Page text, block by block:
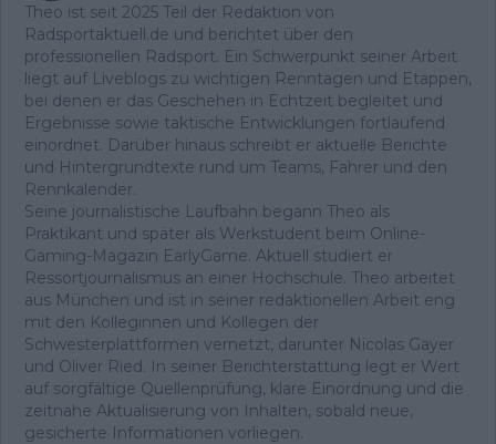
Theo ist seit 2025 Teil der Redaktion von
Radsportaktuell.de und berichtet über den
professionellen Radsport. Ein Schwerpunkt seiner Arbeit
liegt auf Liveblogs zu wichtigen Renntagen und Etappen,
bei denen er das Geschehen in Echtzeit begleitet und
Ergebnisse sowie taktische Entwicklungen fortlaufend
einordnet. Darüber hinaus schreibt er aktuelle Berichte
und Hintergrundtexte rund um Teams, Fahrer und den
Rennkalender.
Seine journalistische Laufbahn begann Theo als
Praktikant und später als Werkstudent beim Online-
Gaming-Magazin EarlyGame. Aktuell studiert er
Ressortjournalismus an einer Hochschule. Theo arbeitet
aus München und ist in seiner redaktionellen Arbeit eng
mit den Kolleginnen und Kollegen der
Schwesterplattformen vernetzt, darunter Nicolas Gayer
und Oliver Ried. In seiner Berichterstattung legt er Wert
auf sorgfältige Quellenprüfung, klare Einordnung und die
zeitnahe Aktualisierung von Inhalten, sobald neue,
gesicherte Informationen vorliegen.